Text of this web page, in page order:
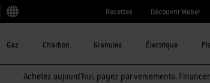
Choisir un pays
Recettes Découvrir Weber
Gaz Charbon Granulés Électrique
Achetez aujourd'hui, payez par versements.